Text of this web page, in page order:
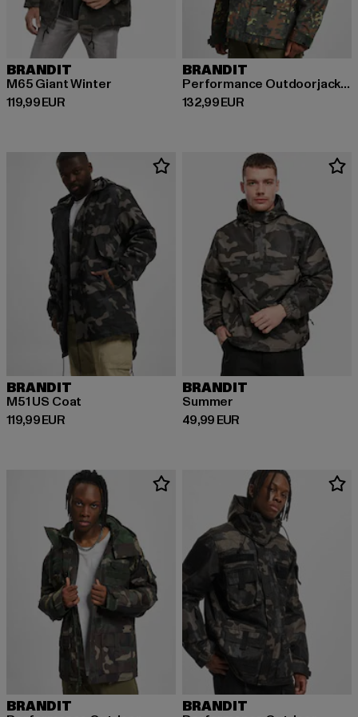
BRANDIT
M65 Giant Winter
119,99 EUR
Ajankohtainen hinta: 119,99 EUR
BRANDIT
Performance Outdoorjacket
132,99 EUR
Ajankohtainen hinta: 132,99 EUR
BRANDIT
M51 US Coat
119,99 EUR
Ajankohtainen hinta: 119,99 EUR
BRANDIT
Summer
49,99 EUR
Ajankohtainen hinta: 49,99 EUR
BRANDIT BRANDIT